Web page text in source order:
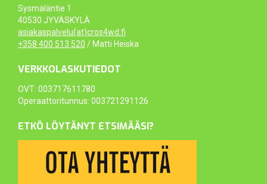
Sysmäläntie 1
40530 JYVÄSKYLÄ
asiakaspalvelu(at)cros4wd.fi
+358 400 513 520 / Matti Heiska
VERKKOLASKUTIEDOT
OVT: 003717611780
Operaattoritunnus: 003721291126
ETKÖ LÖYTÄNYT ETSIMÄÄSI?